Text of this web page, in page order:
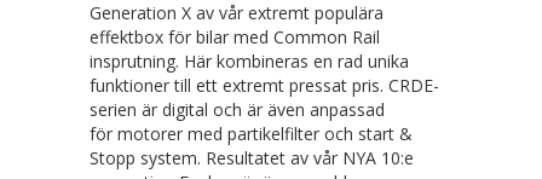
Generation X av vår extremt populära
effektbox för bilar med Common Rail
insprutning. Här kombineras en rad unika
funktioner till ett extremt pressat pris. CRDE-
serien är digital och är även anpassad
för motorer med partikelfilter och start &
Stopp system. Resultatet av vår NYA 10:e